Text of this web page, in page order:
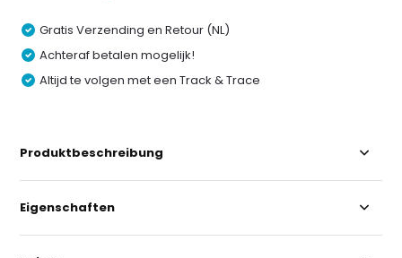
Gratis Verzending en Retour (NL)
Achteraf betalen mogelijk!
Altijd te volgen met een Track & Trace
Produktbeschreibung
Eigenschaften